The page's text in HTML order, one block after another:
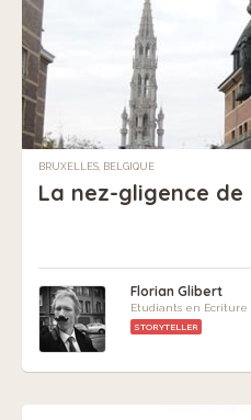
BRUXELLES, BELGIQUE
La nez-gligence
Florian Glibert
Etudiants en Ecriture
STORYTELLER